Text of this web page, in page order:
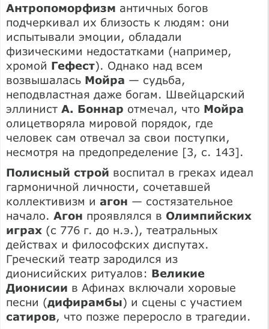
Антропоморфизм античных богов
подчеркивал их близость к людям: они
испытывали эмоции, обладали
физическими недостатками (например,
хромой Гефест). Однако над всем
возвышалась Мойра — судьба,
неподвластная даже богам. Швейцарский
эллинист А. Боннар отмечал, что Мойра
олицетворяла мировой порядок, где
человек сам отвечал за свои поступки,
несмотря на предопределение [3, с. 143].
Полисный строй воспитал в греках идеал
гармоничной личности, сочетавшей
коллективизм и агон — состязательное
начало. Агон проявлялся в Олимпийских
играх (с 776 г. до н.э.), театральных
действах и философских диспутах.
Греческий театр зародился из
дионисийских ритуалов: Великие
Дионисии в Афинах включали хоровые
песни (дифирамбы) и сцены с участием
сатиров, что позже переросло в трагедии.